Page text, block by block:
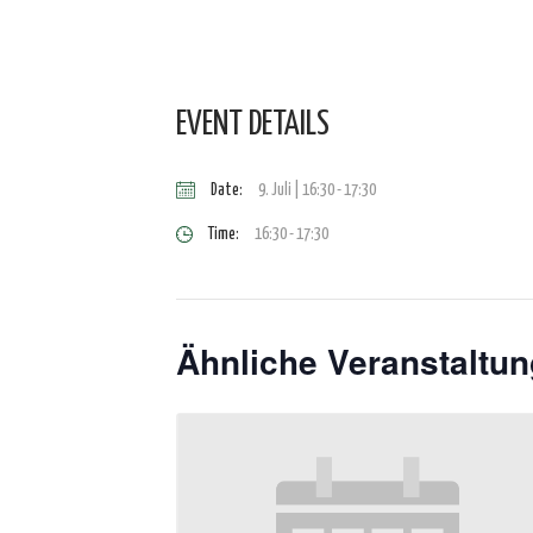
EVENT DETAILS
Date: 9. Juli | 16:30-17:30
Time: 16:30 - 17:30
Ähnliche